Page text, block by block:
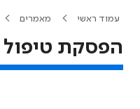
עמוד ראשי מאמרים
הפסקת טיפול